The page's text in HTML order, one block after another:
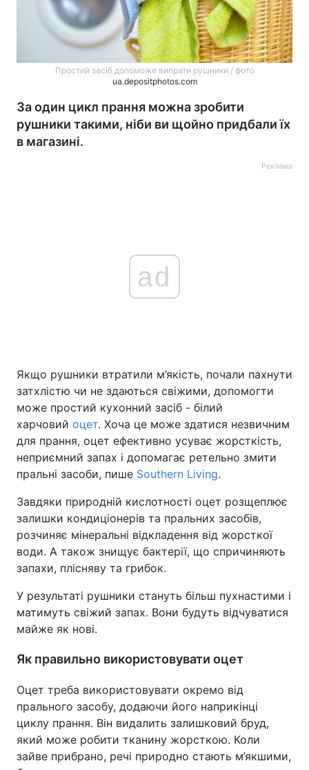
Простий засіб допоможе випрати рушники / фото
ua.depositphotos.com
За один цикл прання можна зробити
рушники такими, ніби ви щойно придбали їх
в магазині.
Реклама
ad
Якщо рушники втратили м’якість, почали пахнути
затхлістю чи не здаються свіжими, допомогти
може простий кухонний засіб - білий
харчовий оцет. Хоча це може здатися незвичним
для прання, оцет ефективно усуває жорсткість,
неприємний запах і допомагає ретельно змити
пральні засоби, пише Southern Living.
Завдяки природній кислотності оцет розщеплює
залишки кондиціонерів та пральних засобів,
розчиняє мінеральні відкладення від жорсткої
води. А також знищує бактерії, що спричиняють
запахи, плісняву та грибок.
У результаті рушники стануть більш пухнастими і
матимуть свіжий запах. Вони будуть відчуватися
майже як нові.
Як правильно використовувати оцет
Оцет треба використовувати окремо від
прального засобу, додаючи його наприкінці
циклу прання. Він видалить залишковий бруд,
який може робити тканину жорсткою. Коли
зайве прибрано, речі природно стають м’якшими,